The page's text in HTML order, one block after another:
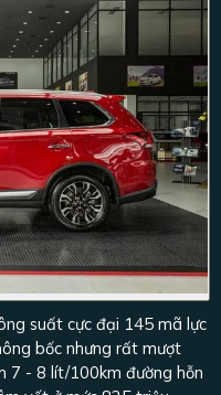
suất cực đại 145 mã lực
bốc nhưng rất mượt
7 - 8 lít/100km đường hỗn